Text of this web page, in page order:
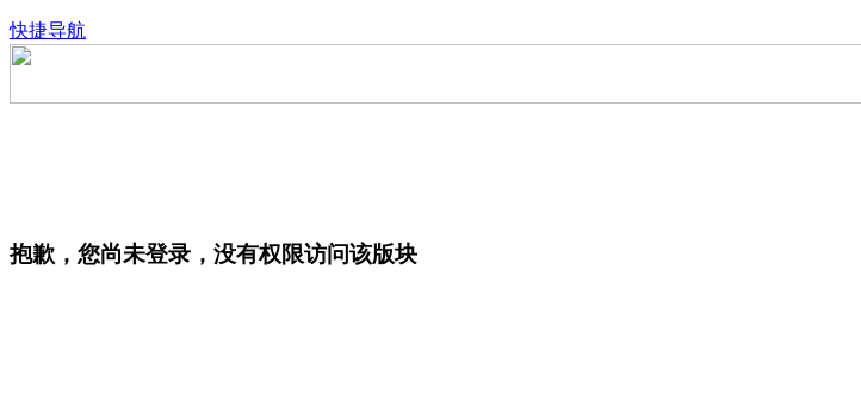
快捷导航
抱歉，您尚未登录，没有权限访问该版块